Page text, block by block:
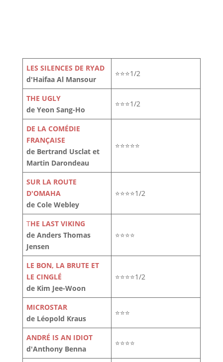
LES SILENCES DE RYAD
d'Haifaa Al Mansour
⭐⭐⭐1/2
THE UGLY
de Yeon Sang-Ho
⭐⭐⭐1/2
DE LA COMÉDIE
FRANÇAISE
de Bertrand Usclat et
Martin Darondeau
⭐⭐⭐⭐⭐
SUR LA ROUTE
D'OMAHA
de Cole Webley
⭐⭐⭐⭐1/2
THE LAST VIKING
de Anders Thomas
Jensen
⭐⭐⭐⭐
LE BON, LA BRUTE ET
LE CINGLÉ
de Kim Jee-Woon
⭐⭐⭐⭐1/2
MICROSTAR
de Léopold Kraus
⭐⭐⭐
ANDRÉ IS AN IDIOT
d'Anthony Benna
⭐⭐⭐⭐